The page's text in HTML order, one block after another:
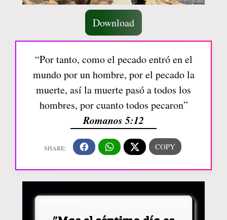
Download
“Por tanto, como el pecado entró en el
mundo por un hombre, por el pecado la
muerte, así la muerte pasó a todos los
hombres, por cuanto todos pecaron”
Romanos 5:12